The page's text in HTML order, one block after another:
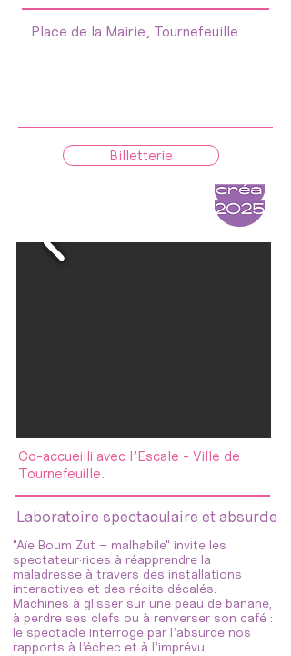
Place de la Mairie, Tournefeuille
Billetterie
Co-accueilli avec l’Escale - Ville de
Tournefeuille.
Laboratoire spectaculaire et absurde
"Aïe Boum Zut – malhabile" invite les
spectateur·rices à réapprendre la
maladresse à travers des installations
interactives et des récits décalés.
Machines à glisser sur une peau de banane,
à perdre ses clefs ou à renverser son café :
le spectacle interroge par l’absurde nos
rapports à l’échec et à l’imprévu.